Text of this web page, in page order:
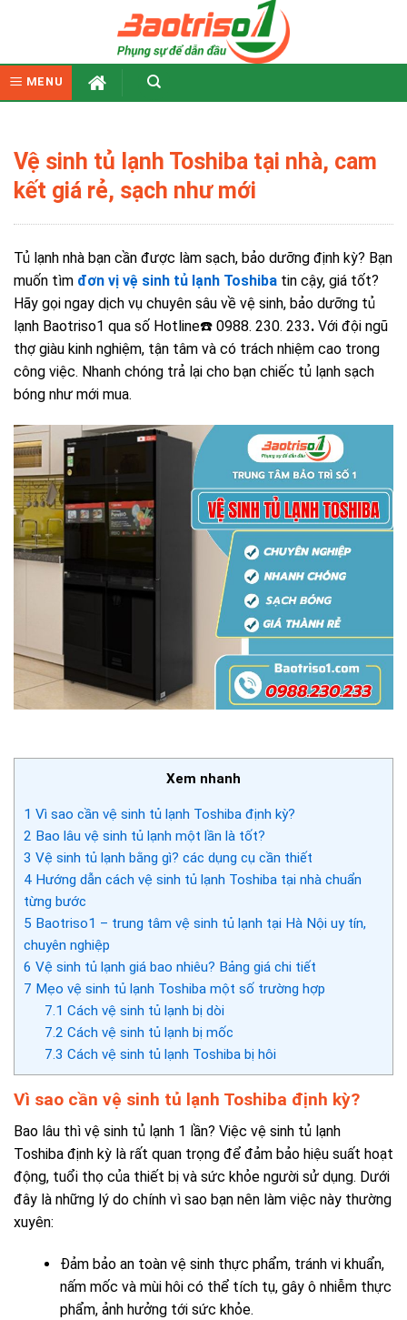
MENU
Vệ sinh tủ lạnh Toshiba tại nhà, cam
kết giá rẻ, sạch như mới
Tủ lạnh nhà bạn cần được làm sạch, bảo dưỡng định kỳ? Bạn
muốn tìm đơn vị vệ sinh tủ lạnh Toshiba tin cậy, giá tốt?
Hãy gọi ngay dịch vụ chuyên sâu về vệ sinh, bảo dưỡng tủ
lạnh Baotriso1 qua số Hotline☎️ 0988. 230. 233. Với đội ngũ
thợ giàu kinh nghiệm, tận tâm và có trách nhiệm cao trong
công việc. Nhanh chóng trả lại cho bạn chiếc tủ lạnh sạch
bóng như mới mua.
Xem nhanh
1 Vì sao cần vệ sinh tủ lạnh Toshiba định kỳ?
2 Bao lâu vệ sinh tủ lạnh một lần là tốt?
3 Vệ sinh tủ lạnh bằng gì? các dụng cụ cần thiết
4 Hướng dẫn cách vệ sinh tủ lạnh Toshiba tại nhà chuẩn
từng bước
5 Baotriso1 – trung tâm vệ sinh tủ lạnh tại Hà Nội uy tín,
chuyên nghiệp
6 Vệ sinh tủ lạnh giá bao nhiêu? Bảng giá chi tiết
7 Mẹo vệ sinh tủ lạnh Toshiba một số trường hợp
7.1 Cách vệ sinh tủ lạnh bị dòi
7.2 Cách vệ sinh tủ lạnh bị mốc
7.3 Cách vệ sinh tủ lạnh Toshiba bị hôi
Vì sao cần vệ sinh tủ lạnh Toshiba định kỳ?
Bao lâu thì vệ sinh tủ lạnh 1 lần? Việc vệ sinh tủ lạnh
Toshiba định kỳ là rất quan trọng để đảm bảo hiệu suất hoạt
động, tuổi thọ của thiết bị và sức khỏe người sử dụng. Dưới
đây là những lý do chính vì sao bạn nên làm việc này thường
xuyên:
Đảm bảo an toàn vệ sinh thực phẩm, tránh vi khuẩn,
nấm mốc và mùi hôi có thể tích tụ, gây ô nhiễm thực
phẩm, ảnh hưởng tới sức khỏe.